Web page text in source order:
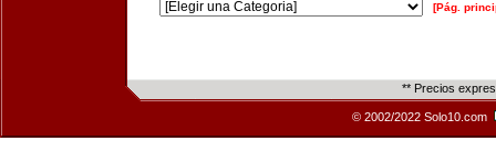
[Pág.
** Precios
© 2002/2022 Solo10.com